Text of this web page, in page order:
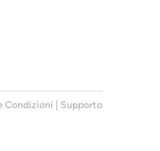
Condizioni Supporto